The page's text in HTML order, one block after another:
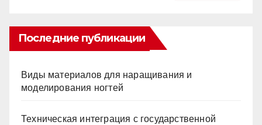
Последние публикации
Виды материалов для наращивания и
моделирования ногтей
Техническая интеграция с государственной